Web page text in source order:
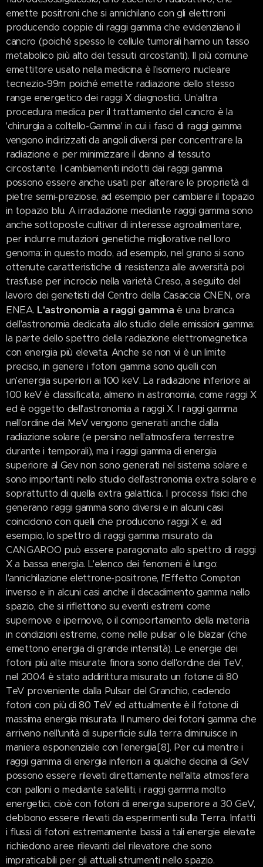
emette positroni che si annichilano con gli elettroni
producendo coppie di raggi gamma che evidenziano il
cancro (poiché spesso le cellule tumorali hanno un tasso
metabolico più alto dei tessuti circostanti). Il più comune
emettitore usato nella medicina è l'isomero nucleare
tecnezio-99m poiché emette radiazione dello stesso
range energetico dei raggi X diagnostici. Un'altra
procedura medica per il trattamento del cancro è la
'chirurgia a coltello-Gamma' in cui i fasci di raggi gamma
vengono indirizzati da angoli diversi per concentrare la
radiazione e per minimizzare il danno al tessuto
circostante. I cambiamenti indotti dai raggi gamma
possono essere anche usati per alterare le proprietà di
pietre semi-preziose, ad esempio per cambiare il topazio
in topazio blu. A irradiazione mediante raggi gamma sono
anche sottoposte cultivar di interesse agroalimentare,
per indurre mutazioni genetiche migliorative nel loro
genoma: in questo modo, ad esempio, nel grano si sono
ottenute caratteristiche di resistenza alle avversità poi
trasfuse per incrocio nella varietà Creso, a seguito del
lavoro dei genetisti del Centro della Casaccia CNEN, ora
ENEA. L'astronomia a raggi gamma è una branca
dell'astronomia dedicata allo studio delle emissioni gamma:
la parte dello spettro della radiazione elettromagnetica
con energia più elevata. Anche se non vi è un limite
preciso, in genere i fotoni gamma sono quelli con
un'energia superiori ai 100 keV. La radiazione inferiore ai
100 keV è classificata, almeno in astronomia, come raggi X
ed è oggetto dell'astronomia a raggi X. I raggi gamma
nell'ordine dei MeV vengono generati anche dalla
radiazione solare (e persino nell'atmosfera terrestre
durante i temporali), ma i raggi gamma di energia
superiore al Gev non sono generati nel sistema solare e
sono importanti nello studio dell'astronomia extra solare e
soprattutto di quella extra galattica. I processi fisici che
generano raggi gamma sono diversi e in alcuni casi
coincidono con quelli che producono raggi X e, ad
esempio, lo spettro di raggi gamma misurato da
CANGAROO può essere paragonato allo spettro di raggi
X a bassa energia. L'elenco dei fenomeni è lungo:
l'annichilazione elettrone-positrone, l'Effetto Compton
inverso e in alcuni casi anche il decadimento gamma nello
spazio, che si riflettono su eventi estremi come
supernove e ipernove, o il comportamento della materia
in condizioni estreme, come nelle pulsar o le blazar (che
emettono energia di grande intensità). Le energie dei
fotoni più alte misurate finora sono dell'ordine dei TeV,
nel 2004 è stato addirittura misurato un fotone di 80
TeV proveniente dalla Pulsar del Granchio, cedendo
fotoni con più di 80 TeV ed attualmente è il fotone di
massima energia misurata. Il numero dei fotoni gamma che
arrivano nell'unità di superficie sulla terra diminuisce in
maniera esponenziale con l'energia[8]. Per cui mentre i
raggi gamma di energia inferiori a qualche decina di GeV
possono essere rilevati direttamente nell'alta atmosfera
con palloni o mediante satelliti, i raggi gamma molto
energetici, cioè con fotoni di energia superiore a 30 GeV,
debbono essere rilevati da esperimenti sulla Terra. Infatti
i flussi di fotoni estremamente bassi a tali energie elevate
richiedono aree rilevanti del rilevatore che sono
impraticabili per gli attuali strumenti nello spazio.